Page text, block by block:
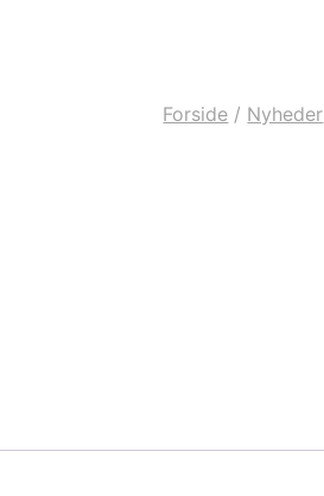
Forside / Nyheder